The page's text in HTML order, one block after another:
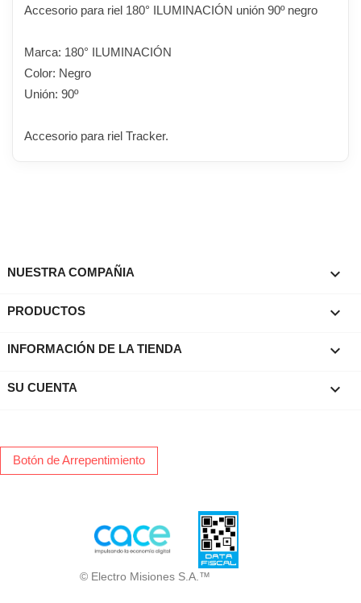
Accesorio para riel 180° ILUMINACIÓN unión 90º negro
Marca: 180° ILUMINACIÓN
Color: Negro
Unión: 90º
Accesorio para riel Tracker.
NUESTRA COMPAÑIA 
PRODUCTOS 
INFORMACIÓN DE LA TIENDA keyboard_arrow_down
SU CUENTA 
Botón de Arrepentimiento
© Electro Misiones S.A.™